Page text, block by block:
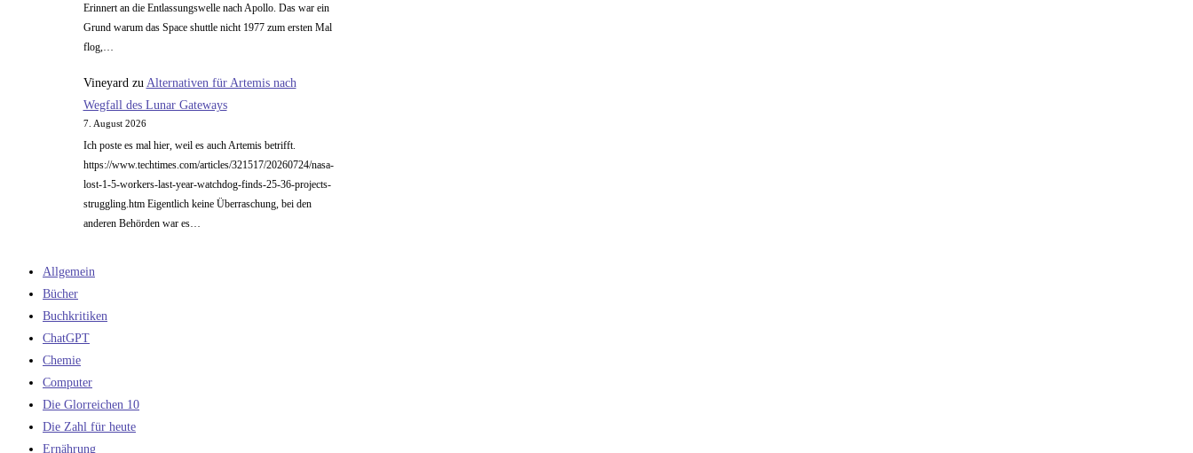
Erinnert an die Entlassungswelle nach Apollo. Das war ein
Grund warum das Space shuttle nicht 1977 zum ersten Mal
flog,…
Vineyard zu Alternativen für Artemis nach
Wegfall des Lunar Gateways
7. August 2026
Ich poste es mal hier, weil es auch Artemis betrifft.
https://www.techtimes.com/articles/321517/20260724/nasa-
lost-1-5-workers-last-year-watchdog-finds-25-36-projects-
struggling.htm Eigentlich keine Überraschung, bei den
anderen Behörden war es…
Allgemein
Bücher
Buchkritiken
ChatGPT
Chemie
Computer
Die Glorreichen 10
Die Zahl für heute
Ernährung